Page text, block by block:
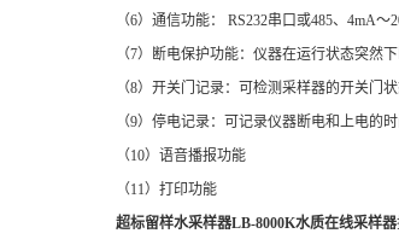
（6）通信功能： RS232串口或485、4mA～
（7）断电保护功能：仪器在运行状态突然下
（8）开关门记录：可检测采样器的开关门状
（9）停电记录：可记录仪器断电和上电的时
（10）语音播报功能
（11）打印功能
超标留样水采样器LB-8000K水质在线采样器